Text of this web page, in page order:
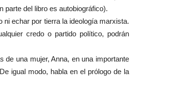
parte del libro es autobiográfico).
echar por tierra la ideología marxista.
credo o partido político, podrán
de una mujer, Anna, en una importante
igual modo, habla en el prólogo de la